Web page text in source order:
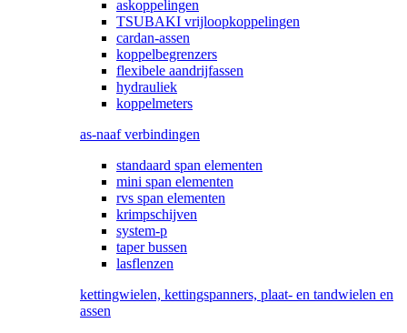
askoppelingen
TSUBAKI vrijloopkoppelingen
cardan-assen
koppelbegrenzers
flexibele aandrijfassen
hydrauliek
koppelmeters
as-naaf verbindingen
standaard span elementen
mini span elementen
rvs span elementen
krimpschijven
system-p
taper bussen
lasflenzen
kettingwielen, kettingspanners, plaat- en tandwielen en
assen